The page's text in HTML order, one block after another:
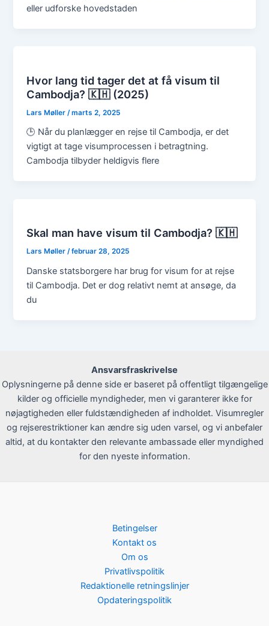
eller udforske hovedstaden
Hvor lang tid tager det at få visum til
Cambodja? 🇰🇭 (2025)
Lars Møller /marts 2, 2025
🕒 Når du planlægger en rejse til Cambodja, er det
vigtigt at tage visumprocessen i betragtning.
Cambodja tilbyder heldigvis flere
Skal man have visum til Cambodja? 🇰🇭
Lars Møller/februar 28, 2025
Danske statsborgere har brug for visum for at rejse
til Cambodja. Det er dog relativt nemt at ansøge, da
du
Ansvarsfraskrivelse
Oplysningerne på denne side er baseret på offentligt tilgængelige
kilder og officielle myndigheder, men vi garanterer ikke for
nøjagtigheden eller fuldstændigheden af indholdet. Visumregler
og rejserestriktioner kan ændre sig uden varsel, og vi anbefaler
altid, at du kontakter den relevante ambassade eller myndighed
for den nyeste information.
Betingelser
Kontakt os
Om os
Privatlivspolitik
Redaktionelle retningslinjer
Opdateringspolitik